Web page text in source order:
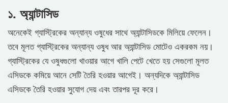
১. অ্যান্টাসিড
অনেকেই গ্যাস্ট্রিকের অন্যান্য ওষুধের সাথে অ্যান্টাসিডকে মিলিয়ে ফেলেন।
তবে মূলত গ্যাস্ট্রিকের অন্যান্য ওষুধ আর অ্যান্টাসিড মোটেও একরকম নয়।
গ্যাস্ট্রিকের যে ওষুধগুলো খাওয়ার আগে খালি পেটে খেতে হয় সেগুলো মূলত
এসিডকে কমিয়ে আনে সেটি তৈরি হওয়ার আগেই। অন্যদিকে অ্যান্টাসিড
এসিডকে তৈরি হওয়ার সুযোগ দেয় এবং তারপর দূর করে।